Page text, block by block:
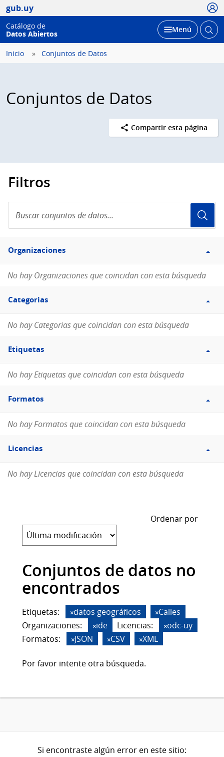
gub.uy
Catálogo de
Datos Abiertos
Desplegar
Menú Abrir
Inicio Conjuntos de Datos
Conjuntos de Datos
Compartir esta página
Filtros
conjuntos
de
Filtro
Organizaciones
Organizaciones
No hay Organizaciones que coincidan con esta búsqueda
Filtro
Categorias
Categorias
No hay Categorias que coincidan con esta búsqueda
Filtro
Etiquetas
Etiquetas
No hay Etiquetas que coincidan con esta búsqueda
Filtro
Formatos
Formatos
No hay Formatos que coincidan con esta búsqueda
Filtro
Licencias
Licencias
No hay Licencias que coincidan con esta búsqueda
Ordenar por
Conjuntos de datos no
encontrados
Etiquetas: datos geográficos
Calles
Organizaciones:
ide Licencias:
odc-uy
Formatos:
JSON CSV XML
Por favor intente otra búsqueda.
Si encontraste algún error en este sitio: